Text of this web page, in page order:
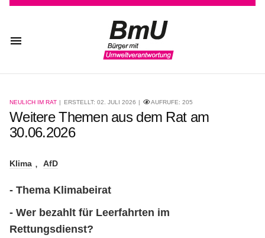
NEULICH IM RAT ERSTELLT: 02. JULI 2026 AUFRUFE: 205
Weitere Themen aus dem Rat am
30.06.2026
Klima AfD
- Thema Klimabeirat
- Wer bezahlt für Leerfahrten im
Rettungsdienst?